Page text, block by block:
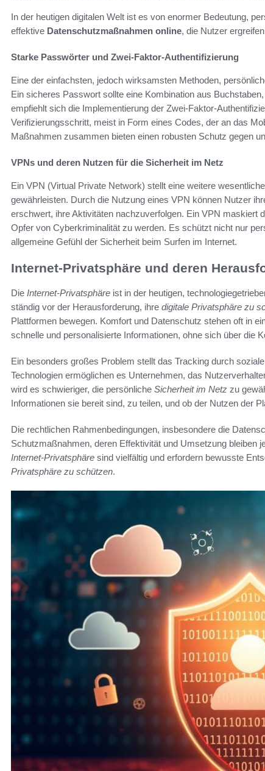
In der heutigen digitalen Welt ist es von enormer Bedeutung,
effektive Datenschutzmaßnahmen online, die Nutzer
Starke Passwörter und Zwei-Faktor-Authentifizierung
Eine der einfachsten, jedoch wirksamsten Methoden,
Ein sicheres Passwort sollte eine Kombination aus
empfiehlt sich die Implementierung der Zwei-Faktor-
Verifizierungsschritt, meist in Form eines Codes, der an das
Maßnahmen zusammen bieten einen robusten Schutz gegen
VPNs und deren Nutzen für die Sicherheit im Netz
Ein VPN (Virtual Private Network) stellt eine weitere
gewährleisten. Durch die Nutzung eines VPN können Nutzer
erschwert, ihre Aktivitäten nachzuverfolgen. Ein VPN maskiert
Opfer von Cyberkriminalität zu werden. Es schützt nicht nur
allgemeine Gefühl der Sicherheit beim Surfen im Internet.
Internet-Privatsphäre und deren
Die Internet-Privatsphäre ist in der heutigen,
ständig vor der Herausforderung, ihre digitale Privatsphäre zu
Plattformen bewegen. Komfort und Datenschutz stehen oft in
schnelle und personalisierte Informationen, ohne sich über die
Ein besonders großes Problem stellt das Tracking durch
Technologien ermöglichen es Unternehmen, das
wird es schwieriger, die persönliche Sicherheit im Netz zu
Informationen sie bereit sind, zu teilen, und ob der Nutzen der
Die rechtlichen Rahmenbedingungen, insbesondere die
Schutzmaßnahmen, deren Effektivität und Umsetzung bleiben
Internet-Privatsphäre sind vielfältig und erfordern bewusste
Privatsphäre zu schützen.